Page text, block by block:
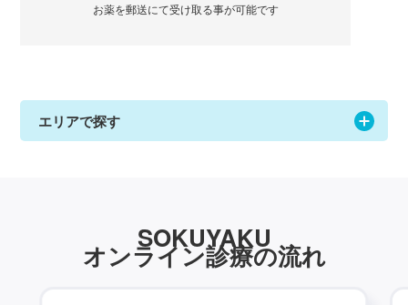
お薬を郵送にて受け取る事が可能です
エリアで探す
SOKUYAKU
オンライン診療の流れ